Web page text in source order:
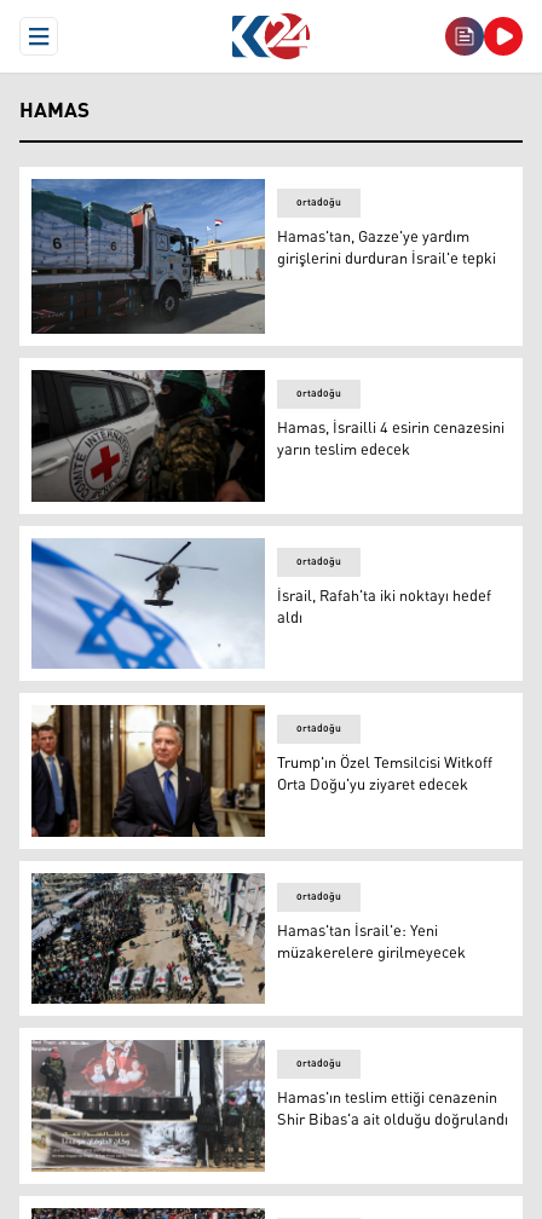
Open Menu
HAMAS
Hamas'tan, Gazze'ye yardım girişlerini durduran
ortadoğu
Hamas'tan, Gazze'ye yardım
girişlerini durduran İsrail'e tepki
Hamas, İsrailli 4 esirin cenazesini yarın teslim edecek
ortadoğu
Hamas, İsrailli 4 esirin cenazesini
yarın teslim edecek
İsrail, Rafah'ta iki noktayı hedef aldı
ortadoğu
İsrail, Rafah'ta iki noktayı hedef
aldı
Trump'ın Özel Temsilcisi Witkoff Orta Doğu'yu ziyaret
ortadoğu
Trump'ın Özel Temsilcisi Witkoff
Orta Doğu'yu ziyaret edecek
Hamas'tan İsrail'e: Yeni müzakerelere girilmeyecek
ortadoğu
Hamas'tan İsrail'e: Yeni
müzakerelere girilmeyecek
Hamas'ın teslim ettiği cenazenin Shir Bibas'a ait olduğu
ortadoğu
Hamas'ın teslim ettiği cenazenin
Shir Bibas'a ait olduğu doğrulandı